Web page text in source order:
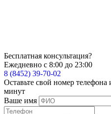
Бесплатная консультация?
Ежедневно с 8:00 до 23:00
8 (8452) 39-70-02
Оставьте свой номер
минут
Ваше имя